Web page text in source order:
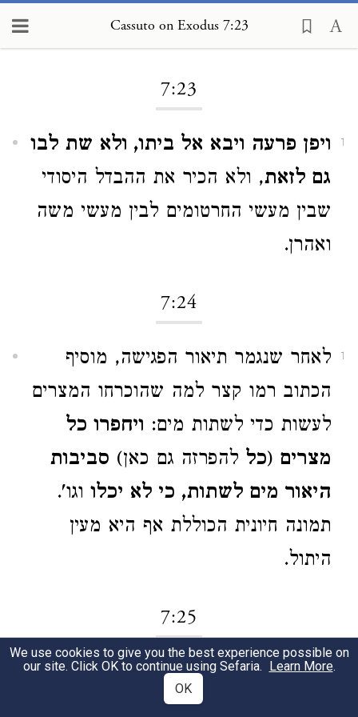
Cassuto on Exodus 7:23
7:23
1
ויפן פרעה ויבא אל ביתו, ולא שת לבו
גם לזאת, ולא הכיר את ההבדל היסודי
שבין מעשי החרטומים לבין מעשי משה
ואהרן.
7:24
1
לאחר שנגמר תיאור הפגישה, מוסיף
הכתוב רמו קצר למה שהוכרחו המצרים
לעשות כדי לשתות מים: ויחפרו כל
מצרים (כל להפרזה גם כאן) סביבות
היאור מים לשתות, כי לא יכלו וגו'.
תמונה חיונית הכוללת אף היא מעין
היתול.
7:25
וכך נשאר המצב שבוע שלם:וימלא
שבעת ימים אחרי הכות ה' את היאור
We use cookies to give you the best experience possible on
our site. Click OK to continue using Sefaria. Learn More.
OK